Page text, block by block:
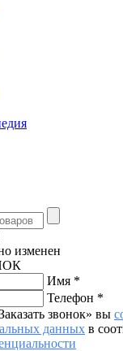
изменен
Имя *
Телефон *
звонок» вы
данных в